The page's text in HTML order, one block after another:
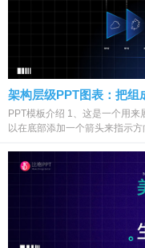
架构层级PPT图表：把组
PPT模板介绍 1、这是一个用
以在底部添加一个箭头来指示